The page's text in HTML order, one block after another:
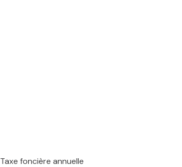
Taxe foncière annuelle